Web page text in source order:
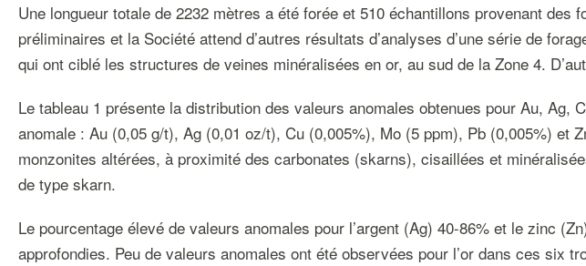
Une longueur totale de 2232 mètres a été forée et 510 échantillons provenant
préliminaires et la Société attend d’autres résultats d’analyses d’une série de
qui ont ciblé les structures de veines minéralisées en or, au sud de la Zone 4.
Le tableau 1 présente la distribution des valeurs anomales obtenues pour Au,
anomale : Au (0,05 g/t), Ag (0,01 oz/t), Cu (0,005%), Mo (5 ppm), Pb (0,005%)
monzonites altérées, à proximité des carbonates (skarns), cisaillées et
de type skarn.
Le pourcentage élevé de valeurs anomales pour l’argent (Ag) 40-86% et le zinc
approfondies. Peu de valeurs anomales ont été observées pour l’or dans ces six